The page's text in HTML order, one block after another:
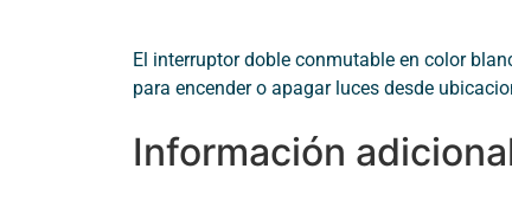
El interruptor doble conmutable en color
para encender o apagar luces desde
Información